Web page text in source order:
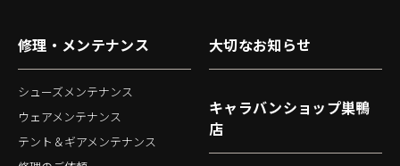
修理・メンテナンス
シューズメンテナンス
ウェアメンテナンス
テント＆ギアメンテナンス
大切なお知らせ
キャラバンショップ巣鴨
店